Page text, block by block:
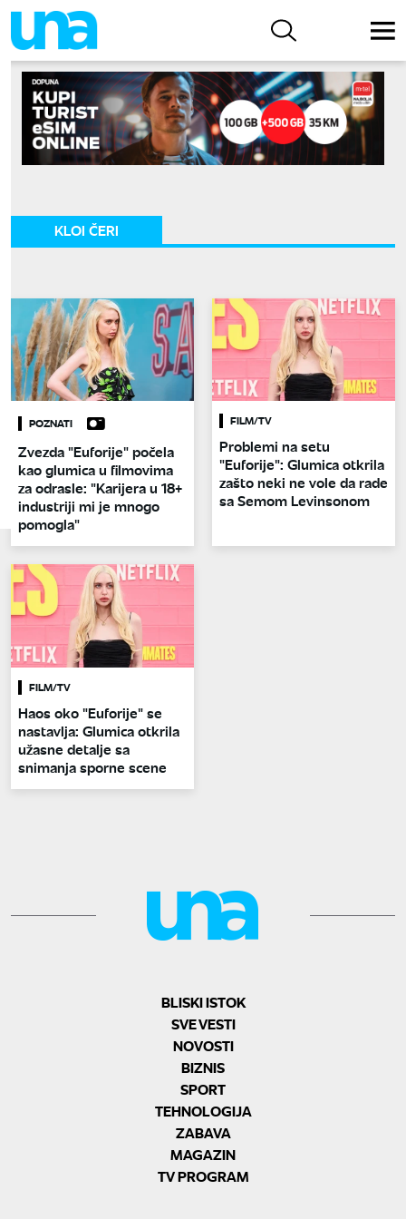
KLOI ČERI
POZNATI
Zvezda "Euforije" počela
kao glumica u filmovima
za odrasle: "Karijera u 18+
industriji mi je mnogo
pomogla"
FILM/TV
Problemi na setu
"Euforije": Glumica otkrila
zašto neki ne vole da rade
sa Semom Levinsonom
FILM/TV
Haos oko "Euforije" se
nastavlja: Glumica otkrila
užasne detalje sa
snimanja sporne scene
BLISKI ISTOK
SVE VESTI
NOVOSTI
BIZNIS
SPORT
TEHNOLOGIJA
ZABAVA
MAGAZIN
TV PROGRAM